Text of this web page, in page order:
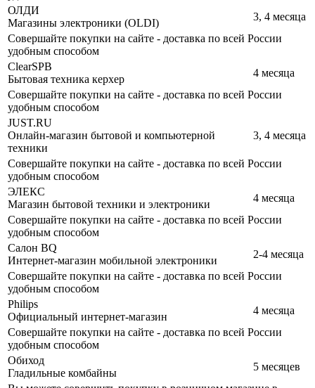
ОЛДИ
Магазины электроники (OLDI)
3, 4 месяца
Совершайте покупки на сайте - доставка по всей России
удобным способом
ClearSPB
Бытовая техника керхер
4 месяца
Совершайте покупки на сайте - доставка по всей России
удобным способом
JUST.RU
Онлайн-магазин бытовой и компьютерной
техники
3, 4 месяца
Совершайте покупки на сайте - доставка по всей России
удобным способом
ЭЛЕКС
Магазин бытовой техники и электроники
4 месяца
Совершайте покупки на сайте - доставка по всей России
удобным способом
Салон BQ
Интернет-магазин мобильной электроники
2-4 месяца
Совершайте покупки на сайте - доставка по всей России
удобным способом
Philips
Официальный интернет-магазин
4 месяца
Совершайте покупки на сайте - доставка по всей России
удобным способом
Обиход
Гладильные комбайны
5 месяцев